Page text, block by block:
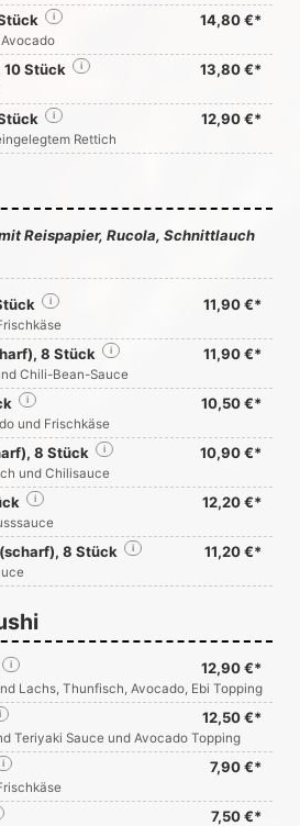
14,80 €*
i
10 Stück 13,80 €*
i
12,90 €*
i
Rettich
Reispapier, Rucola, Schnittlauch
11,90 €*
i
8 Stück 11,90 €*
i
Chili-Bean-Sauce
10,50 €*
i
und Frischkäse
8 Stück 10,90 €*
i
und Chilisauce
12,20 €*
i
8 Stück 11,20 €*
i
12,90 €*
i
Lachs, Thunfisch, Avocado, Ebi Topping
12,50 €*
i
Teriyaki Sauce und Avocado Topping
7,90 €*
i
7,50 €*